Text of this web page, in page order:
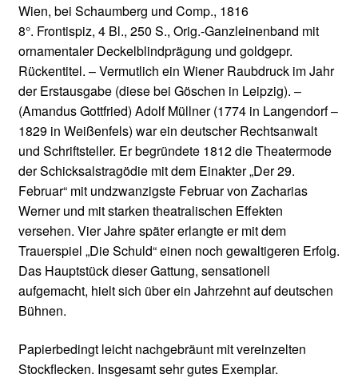
Wien, bei Schaumberg und Comp., 1816
8°. Frontispiz, 4 Bl., 250 S., Orig.-Ganzleinenband mit
ornamentaler Deckelblindprägung und goldgepr.
Rückentitel. – Vermutlich ein Wiener Raubdruck im Jahr
der Erstausgabe (diese bei Göschen in Leipzig). –
(Amandus Gottfried) Adolf Müllner (1774 in Langendorf –
1829 in Weißenfels) war ein deutscher Rechtsanwalt
und Schriftsteller. Er begründete 1812 die Theatermode
der Schicksalstragödie mit dem Einakter „Der 29.
Februar“ mit undzwanzigste Februar von Zacharias
Werner und mit starken theatralischen Effekten
versehen. Vier Jahre später erlangte er mit dem
Trauerspiel „Die Schuld“ einen noch gewaltigeren Erfolg.
Das Hauptstück dieser Gattung, sensationell
aufgemacht, hielt sich über ein Jahrzehnt auf deutschen
Bühnen.
Papierbedingt leicht nachgebräunt mit vereinzelten
Stockflecken. Insgesamt sehr gutes Exemplar.